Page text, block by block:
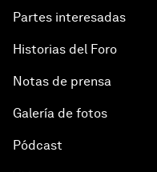
Partes interesadas
Historias del Foro
Notas de prensa
Galería de fotos
Pódcast